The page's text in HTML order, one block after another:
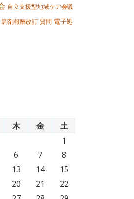
自立支援型地域ケア会議
調剤報酬改訂 質問 電子処
木 金
土
1
6 7
8
13 14
15
20 21
22